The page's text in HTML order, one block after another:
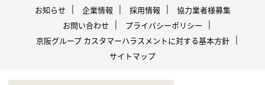
お知らせ 企業情報 採用情報
協力業者様募集
お問い合わせ
プライバシーポリシー
京阪グループ カスタマーハラスメントに対する基本方針
サイトマップ